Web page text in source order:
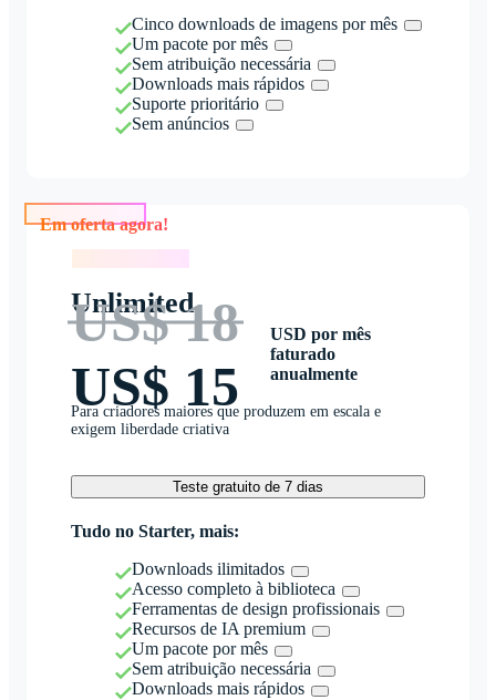
Cinco downloads de imagens por mês
Um pacote por mês
Sem atribuição necessária
Downloads mais rápidos
Suporte prioritário
Sem anúncios
Unlimited
US$ 18
US$ 15
USD por mês
faturado
anualmente
Para criadores maiores que produzem em escala e
exigem liberdade criativa
Teste gratuito de 7 dias
Tudo no Starter, mais:
Downloads ilimitados
Acesso completo à biblioteca
Ferramentas de design profissionais
Recursos de IA premium
Um pacote por mês
Sem atribuição necessária
Downloads mais rápidos